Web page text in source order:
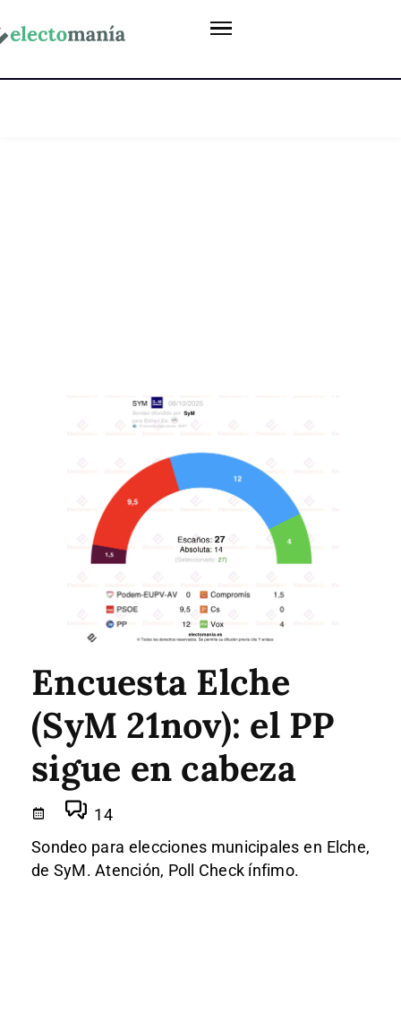
Encuesta Elche
(SyM 21nov): el PP
sigue en cabeza
14
Sondeo para elecciones municipales en Elche,
de SyM. Atención, Poll Check ínfimo.